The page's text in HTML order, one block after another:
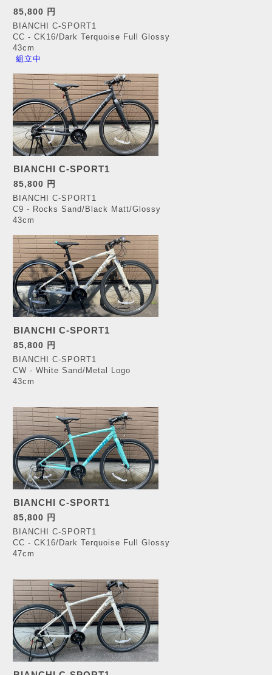
85,800 円
BIANCHI C-SPORT1
CC - CK16/Dark Terquoise Full Glossy
43cm
組立中
BIANCHI C-SPORT1
85,800 円
BIANCHI C-SPORT1
C9 - Rocks Sand/Black Matt/Glossy
43cm
BIANCHI C-SPORT1
85,800 円
BIANCHI C-SPORT1
CW - White Sand/Metal Logo
43cm
BIANCHI C-SPORT1
85,800 円
BIANCHI C-SPORT1
CC - CK16/Dark Terquoise Full Glossy
47cm